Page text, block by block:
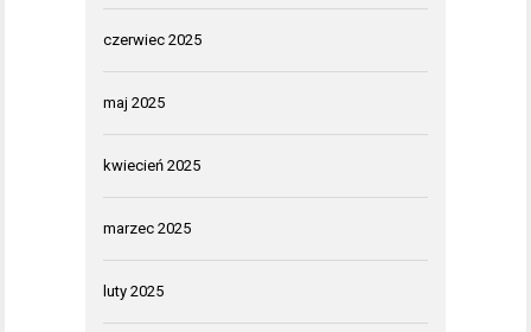
czerwiec 2025
maj 2025
kwiecień 2025
marzec 2025
luty 2025